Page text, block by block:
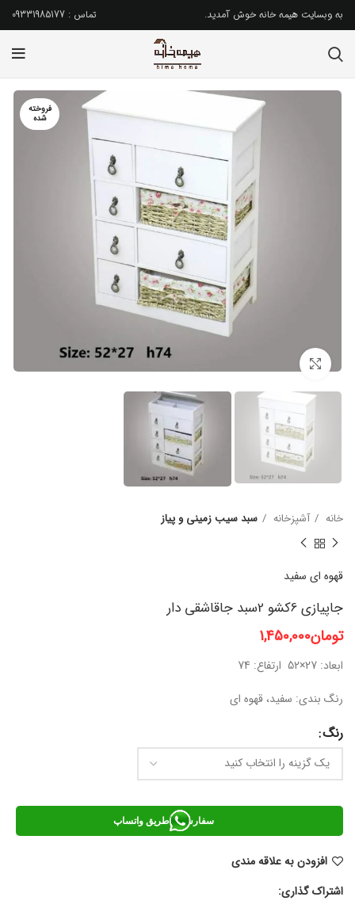
به وبسایت هیمه خانه خوش آمدید. تماس : 09331985177
فروخته
شده
خانه آشپزخانه سبد سیب زمینی و پیاز
قهوه ای سفید
جاپیازی 6کشو 2سبد جاقاشقی دار
تومان1,450,000
ابعاد: 27×52 ارتفاع: 74
رنگ بندی: سفید، قهوه ای
رنگ
سفارش از طریق واتساپ
افزودن به علاقه مندی
اشتراک گذاری: